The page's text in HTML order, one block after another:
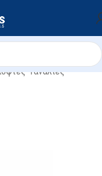
Τανάλιες